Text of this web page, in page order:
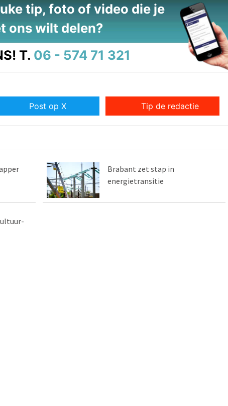
tip, foto of video die je
ons wilt delen?
T. 06 - 574 71 321
Post op X Tip de redactie
Brabant zet stap in
energietransitie